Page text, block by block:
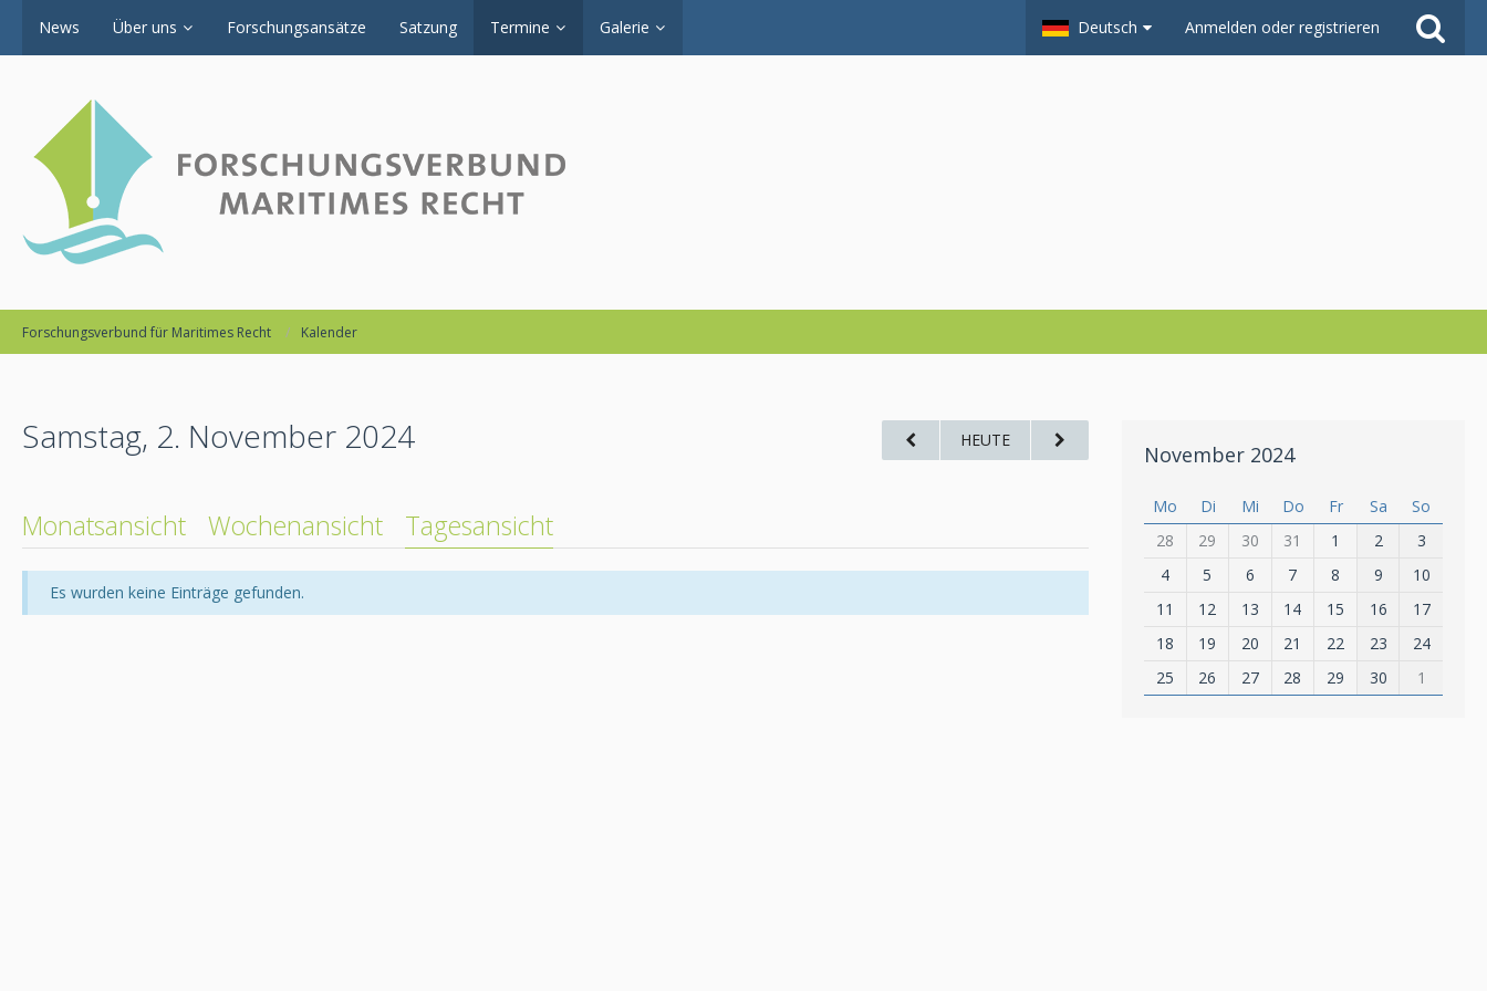
News Über uns Forschungsansätze Satzung Termine Galerie Deutsch Anmelden oder registrieren
Forschungsverbund für Maritimes Recht Kalender
Samstag, 2. November 2024 HEUTE
Monatsansicht Wochenansicht Tagesansicht
Es wurden keine Einträge gefunden.
November 2024
Mo Di Mi Do Fr Sa
So
28
29 30 31 1 2
3
4
5 6 7 8 9
10
11
12 13 14 15 16
17
18
19 20 21 22 23
24
25
26 27 28 29 30 1